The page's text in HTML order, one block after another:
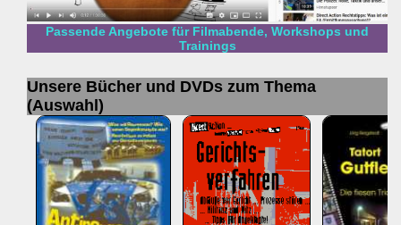
Passende Angebote für Filmabende, Workshops und
Trainings
Unsere Bücher und DVDs zum Thema
(Auswahl)